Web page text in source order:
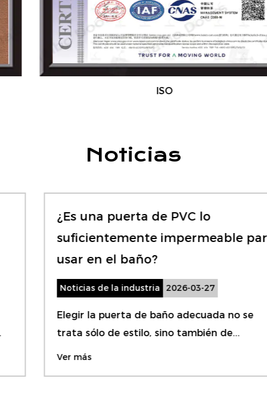
los socios globales y distribuidores para colaborar
con nosotros. Nuestros productos se exportan a
Medio Oriente, Europa, el sudeste asiático, las
Américas y más allá.
Noticias
¿Es una puerta de PVC lo
suficientemente impermeable para
usar en el baño?
Noticias de la industria 2026-03-27
Elegir la puerta de baño adecuada no se
trata sólo de estilo, sino también de...